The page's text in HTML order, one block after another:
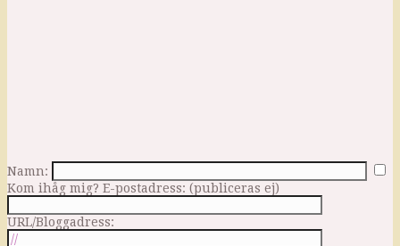
Namn:
Kom ihåg mig? E-postadress: (publiceras ej)
URL/Bloggadress: